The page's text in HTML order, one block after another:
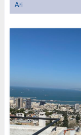
Ari